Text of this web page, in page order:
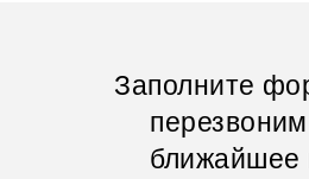
Заполните
ближайшее